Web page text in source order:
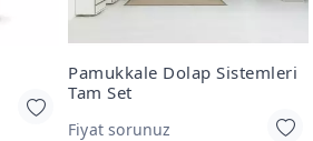
Pamukkale Dolap Sistemleri
Tam Set
Fiyat sorunuz